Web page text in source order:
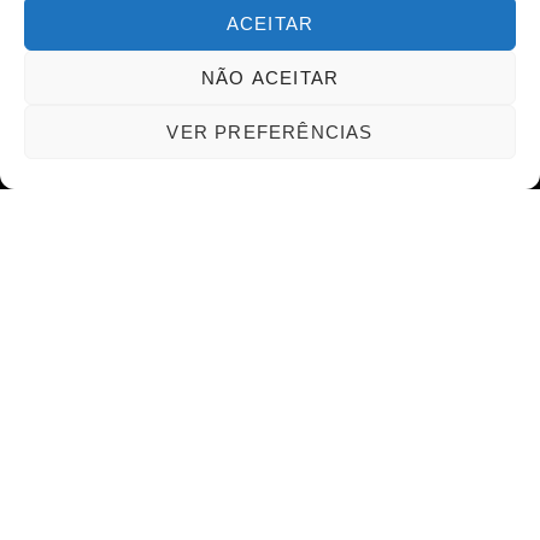
ACEITAR
NÃO ACEITAR
VER PREFERÊNCIAS